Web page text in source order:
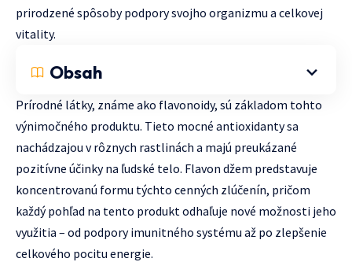
prirodzené spôsoby podpory svojho organizmu a celkovej
vitality.
Obsah
Prírodné látky, známe ako flavonoidy, sú základom tohto
výnimočného produktu. Tieto mocné antioxidanty sa
nachádzajou v rôznych rastlinách a majú preukázané
pozitívne účinky na ľudské telo. Flavon džem predstavuje
koncentrovanú formu týchto cenných zlúčenín, pričom
každý pohľad na tento produkt odhaľuje nové možnosti jeho
využitia – od podpory imunitného systému až po zlepšenie
celkového pocitu energie.